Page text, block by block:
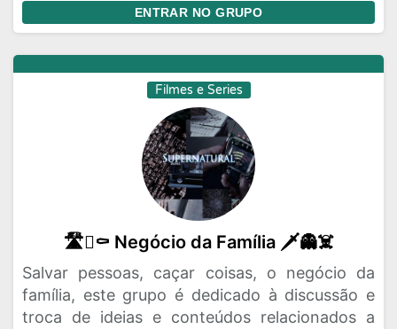
ENTRAR NO GRUPO
Filmes e Series
🛣️🪏⚰️ Negócio da Família 🗡️👻☠️
Salvar pessoas, caçar coisas, o negócio da
família, este grupo é dedicado à discussão e
troca de ideias e conteúdos relacionados a